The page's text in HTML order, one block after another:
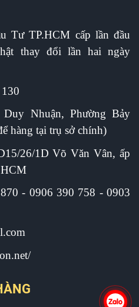
Tư TP.HCM cấp lần đầu
thay đổi lần hai ngày
Nhuận, Phường Bảy
hàng tại trụ sở chính)
26/1D Võ Văn Vân, ấp
- 0906 390 758 - 0903